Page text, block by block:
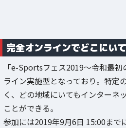
完全オンラインでどこにい
「e-Sportsフェス2019～令和最
ライン実施型となっており。特定
く、どの地域にいてもインターネ
ことができる。
参加には2019年9月6日 15:00まで